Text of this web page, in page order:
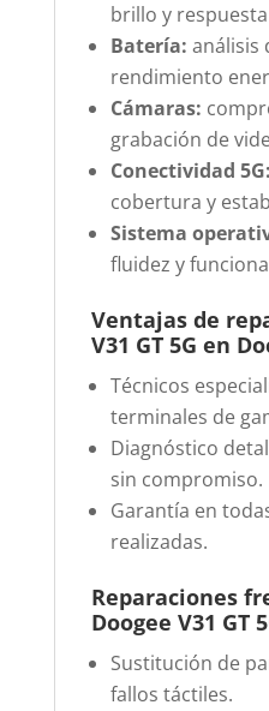
brillo y
Batería: análisis
rendimiento
Cámaras:
grabación de
Conectividad 5G:
cobertura y
Sistema
fluidez y
Ventajas de
V31 GT 5G en
Técnicos
terminales de
Diagnóstico
sin compromiso.
Garantía en
realizadas.
Reparaciones
Doogee V31 GT
Sustitución de
fallos táctiles.